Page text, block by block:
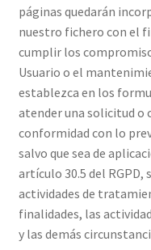
páginas quedarán
nuestro fichero con el
cumplir los
Usuario o el
establezca en los
atender una solicitud o
conformidad con lo
salvo que sea de
artículo 30.5 del
actividades de
finalidades, las
y las demás